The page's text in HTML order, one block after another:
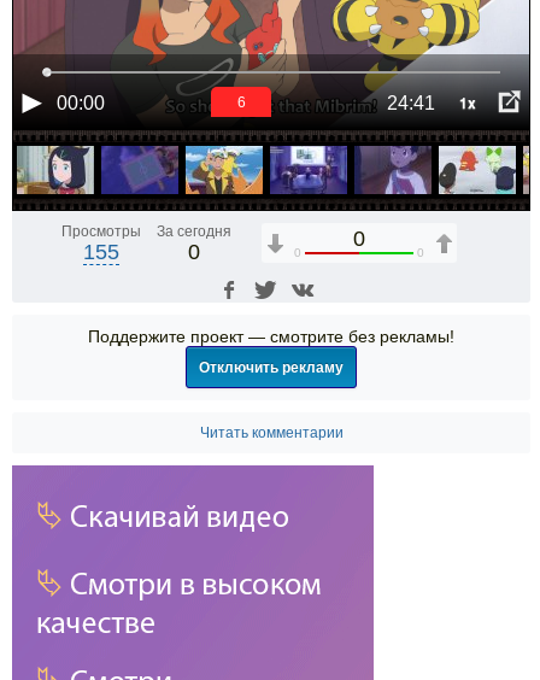
00:00 24:41 1x
5
Просмотры
155
За сегодня
0
0
0 0
Поддержите проект — смотрите без рекламы!
Отключить рекламу
Читать комментарии